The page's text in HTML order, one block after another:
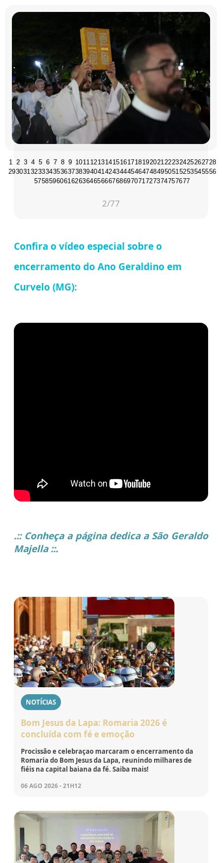
1 2 3 4 5 6 7 8 9 10111213141516171819202122232425262728
29303132333435363738394041424344454647484950515253545556
575859606162636465666768697071727374757677
3/77
Confira o vídeo especial sobre o
encerramento do Ano Geraldino em
Curvelo (MG):
.:: Conheça a página dedica a São Geraldo
Majella ::.
NOTÍCIAS
Bom Jesus da Lapa: Romaria 2026 é
concluída com fé e emoção
Procissão e celebraçao marcaram o encerramento da
Romaria do Bom Jesus da Lapa, reunindo milhares de
fiéis na capital baiana da fé. Saiba mais!
06 AGO 2026 - 21H12